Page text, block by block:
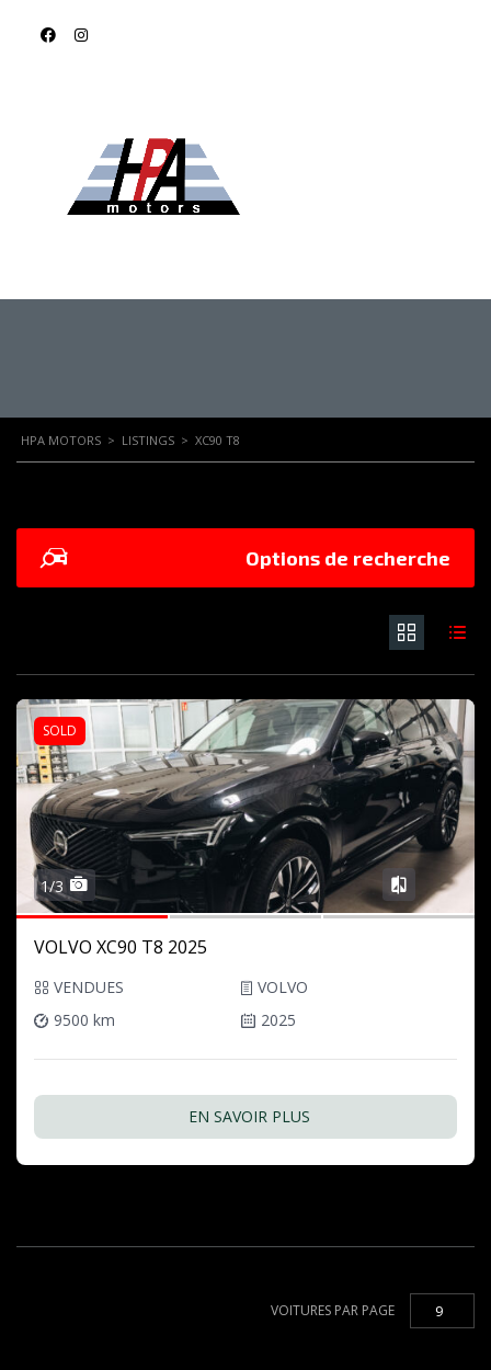
XC90 T8
HPA MOTORS > LISTINGS > XC90 T8
Options de recherche
SOLD
1/3
VOLVO XC90 T8 2025
VENDUES
VOLVO
9500 km
2025
EN SAVOIR PLUS
VOITURES PAR PAGE 9